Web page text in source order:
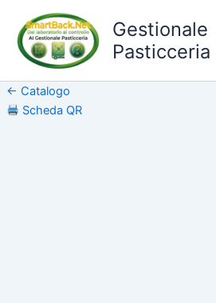
contenuto
Gestionale
Pasticceria
← Catalogo
Scheda QR